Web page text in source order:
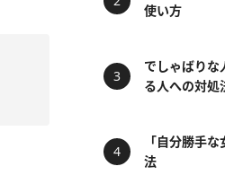
使い方
でしゃばりな
る人への対処
「自分勝手
法